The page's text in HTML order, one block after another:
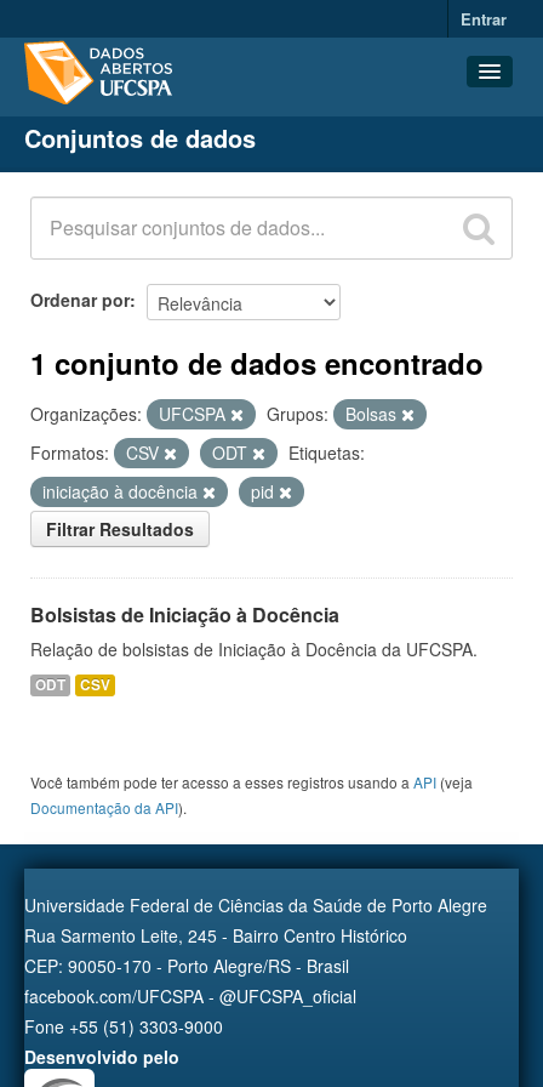
Entrar
Conjuntos de dados
Organizações
Grupos
Sobre
Conjuntos de dados
Ordenar por
1 conjunto de dados encontrado
Organizações: UFCSPA Grupos:
Bolsas
Formatos:
CSV ODT
Etiquetas:
iniciação à docência
pid
Filtrar Resultados
Bolsistas de Iniciação à Docência
Relação de bolsistas de Iniciação à Docência da UFCSPA.
ODT CSV
Você também pode ter acesso a esses registros usando a API (veja
Documentação da API).
Universidade Federal de Ciências da Saúde de Porto Alegre
Rua Sarmento Leite, 245 - Bairro Centro Histórico
CEP: 90050-170 - Porto Alegre/RS - Brasil
facebook.com/UFCSPA - @UFCSPA_oficial
Fone +55 (51) 3303-9000
Desenvolvido pelo